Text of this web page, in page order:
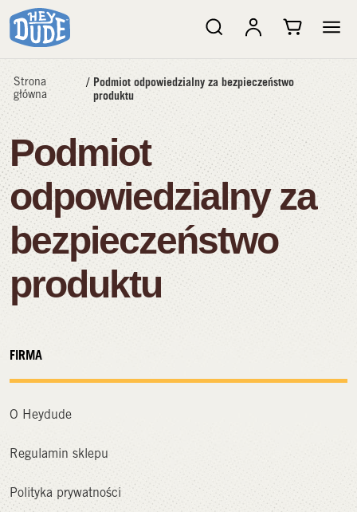
Strona
główna
/ Podmiot odpowiedzialny za bezpieczeństwo
produktu
Podmiot
odpowiedzialny za
bezpieczeństwo
produktu
FIRMA
O Heydude
Regulamin sklepu
Polityka prywatności